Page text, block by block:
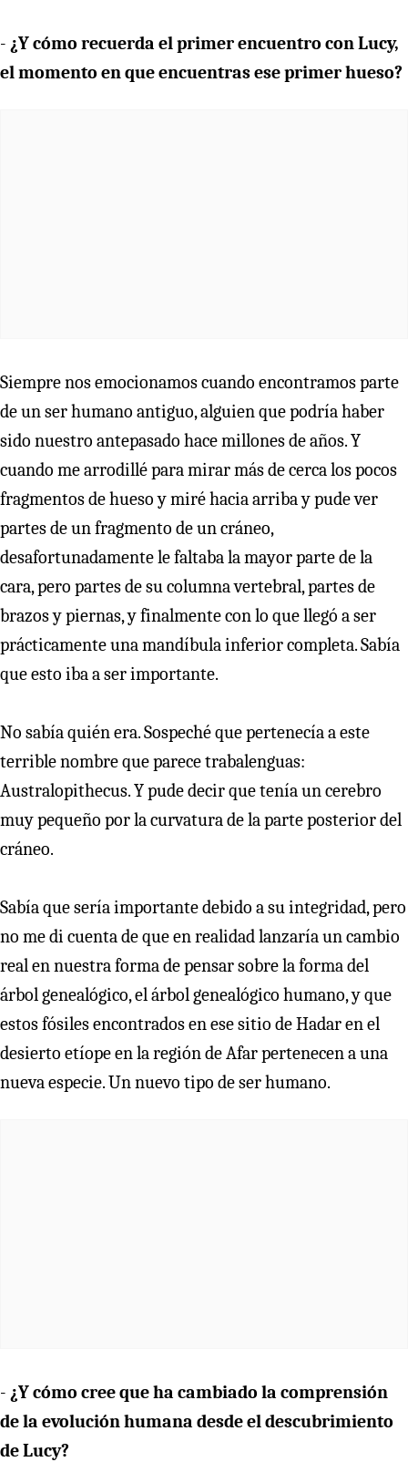
- ¿Y cómo recuerda el primer encuentro con Lucy,
el momento en que encuentras ese primer hueso?
Siempre nos emocionamos cuando encontramos parte
de un ser humano antiguo, alguien que podría haber
sido nuestro antepasado hace millones de años. Y
cuando me arrodillé para mirar más de cerca los pocos
fragmentos de hueso y miré hacia arriba y pude ver
partes de un fragmento de un cráneo,
desafortunadamente le faltaba la mayor parte de la
cara, pero partes de su columna vertebral, partes de
brazos y piernas, y finalmente con lo que llegó a ser
prácticamente una mandíbula inferior completa. Sabía
que esto iba a ser importante.
No sabía quién era. Sospeché que pertenecía a este
terrible nombre que parece trabalenguas:
Australopithecus. Y pude decir que tenía un cerebro
muy pequeño por la curvatura de la parte posterior del
cráneo.
Sabía que sería importante debido a su integridad, pero
no me di cuenta de que en realidad lanzaría un cambio
real en nuestra forma de pensar sobre la forma del
árbol genealógico, el árbol genealógico humano, y que
estos fósiles encontrados en ese sitio de Hadar en el
desierto etíope en la región de Afar pertenecen a una
nueva especie. Un nuevo tipo de ser humano.
- ¿Y cómo cree que ha cambiado la comprensión
de la evolución humana desde el descubrimiento
de Lucy?